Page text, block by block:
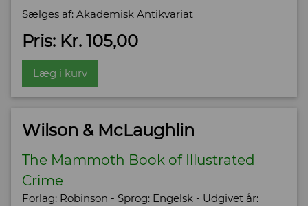
Sælges af: Akademisk Antikvariat
Pris: Kr. 105,00
Læg i kurv
Wilson & McLaughlin
The Mammoth Book of Illustrated
Crime
Forlag: Robinson - Sprog: Engelsk - Udgivet år: